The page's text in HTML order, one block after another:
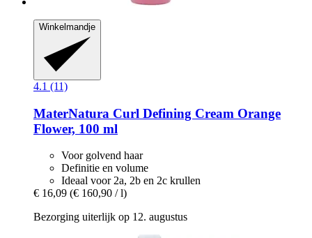
Winkelmandje
4.1 (11)
MaterNatura Curl Defining Cream Orange
Flower, 100 ml
Voor golvend haar
Definitie en volume
Ideaal voor 2a, 2b en 2c krullen
€ 16,09 (€ 160,90 / l)
Bezorging uiterlijk op 12. augustus